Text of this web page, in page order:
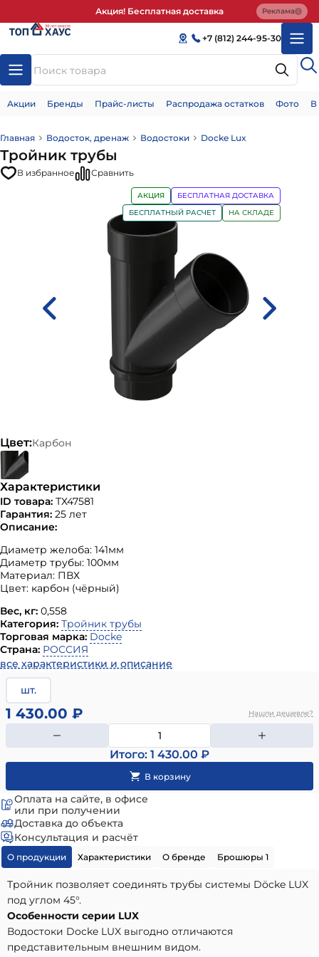
Акция! Бесплатная доставка Реклама
+7 (812) 244-95-30
Акции Бренды Прайс-листы Распродажа остатков Фото
Главная Водосток, дренаж Водостоки Docke Lux
Тройник трубы
В избранное Сравнить
АКЦИЯ
БЕСПЛАТНАЯ ДОСТАВКА
БЕСПЛАТНЫЙ РАСЧЕТ
НА СКЛАДЕ
Цвет:Карбон
Характеристики
ID товара: ТХ47581
Гарантия: 25 лет
Описание:
Диаметр желоба: 141мм
Диаметр трубы: 100мм
Материал: ПВХ
Цвет: карбон (чёрный)
Вес, кг: 0,558
Категория: Тройник трубы
Торговая марка: Docke
Страна: РОССИЯ
все характеристики и описание
шт.
1 430.00 ₽ Нашли дешевле?
Итого: 1 430.00 ₽
Оплата на сайте, в офисе
или при получении
Доставка до объекта
Консультация и расчёт
О продукции Характеристики О бренде Брошюры 1
Тройник позволяет соединять трубы системы Döcke LUX
под углом 45°.
Особенности серии LUX
Водостоки Docke LUX выгодно отличаются
представительным внешним видом.